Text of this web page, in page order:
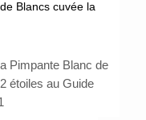
Blancs cuvée la
Pimpante Blanc de
étoiles au Guide